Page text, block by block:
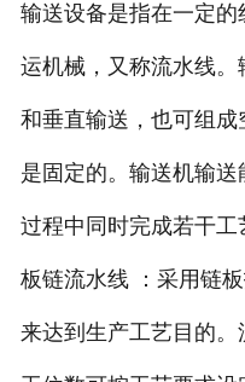
输送设备是指在一定
运机械，又称流水线
和垂直输送，也可组
是固定的。输送机输
过程中同时完成若干工
板链流水线 ：采用链
来达到生产工艺目的。